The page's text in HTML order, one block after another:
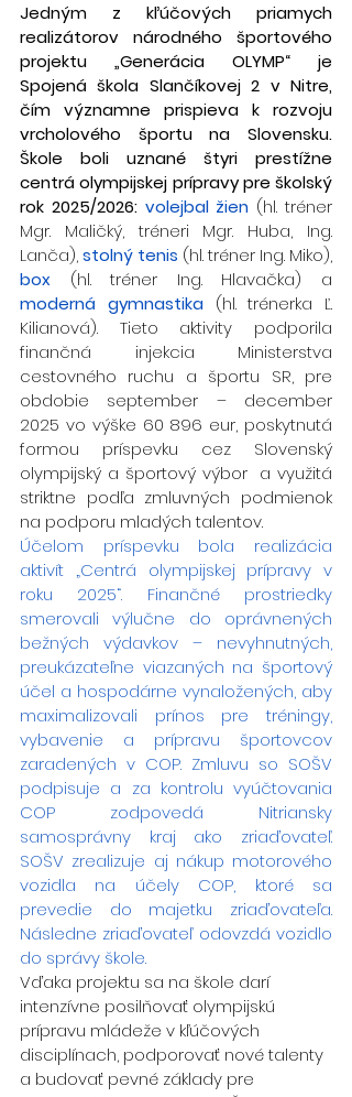
Jedným z kľúčových priamych
realizátorov národného športového
projektu „Generácia OLYMP“ je
Spojená škola Slančíkovej 2 v Nitre,
čím významne prispieva k rozvoju
vrcholového športu na Slovensku.
Škole boli uznané štyri prestížne
centrá olympijskej prípravy pre školský
rok 2025/2026: volejbal žien (hl. tréner
Mgr. Maličký, tréneri Mgr. Huba, Ing.
Lanča), stolný tenis
box
moderná gymnastika (hl. trénerka Ľ.
Kilianová). Tieto aktivity podporila
finančná injekcia Ministerstva
cestovného ruchu a športu SR, pre
obdobie september – december
2025 vo výške 60 896 eur, poskytnutá
formou príspevku cez Slovenský
olympijský a športový výbor  a využitá
striktne podľa zmluvných podmienok
na podporu mladých talentov.
Účelom príspevku bola realizácia
aktivít „Centrá olympijskej prípravy v
roku 2025“. Finančné prostriedky
smerovali výlučne do oprávnených
bežných výdavkov – nevyhnutných,
preukázateľne viazaných na športový
účel a hospodárne vynaložených, aby
maximalizovali prínos pre tréningy,
vybavenie a prípravu športovcov
zaradených v COP. Zmluvu so SOŠV
podpisuje a za kontrolu vyúčtovania
COP zodpovedá Nitriansky
samosprávny kraj ako zriaďovateľ.
SOŠV zrealizuje aj nákup motorového
vozidla na účely COP, ktoré sa
prevedie do majetku zriaďovateľa.
Následne zriaďovateľ odovzdá vozidlo
do správy škole.
Vďaka projektu sa na škole darí
intenzívne posilňovať olympijskú
prípravu mládeže v kľúčových
disciplínach, podporovať nové talenty
a budovať pevné základy pre